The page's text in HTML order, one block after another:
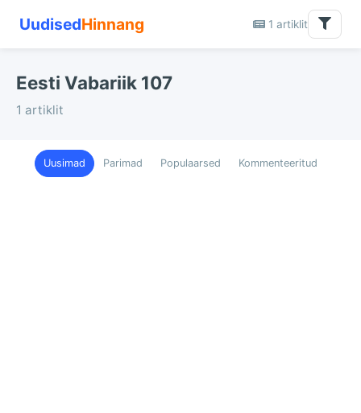
UudisedHinnang 1 artiklit
Eesti Vabariik 107
1 artiklit
Uusimad Parimad Populaarsed Kommenteeritud